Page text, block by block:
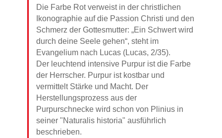
Die Farbe Rot verweist in der christlichen
Ikonographie auf die Passion Christi und den
Schmerz der Gottesmutter: „Ein Schwert wird
durch deine Seele gehen“, steht im
Evangelium nach Lucas (Lucas, 2/35).
Der leuchtend intensive Purpur ist die Farbe
der Herrscher. Purpur ist kostbar und
vermittelt Stärke und Macht. Der
Herstellungsprozess aus der
Purpurschnecke wird schon von Plinius in
seiner "Naturalis historia" ausführlich
beschrieben.